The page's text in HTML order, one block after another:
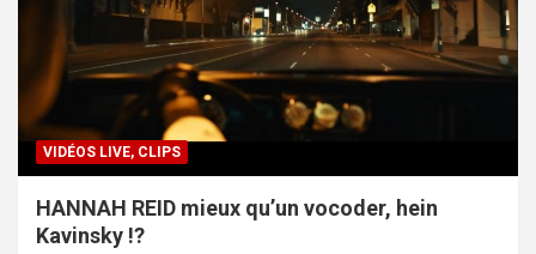
VIDÉOS LIVE, CLIPS
HANNAH REID mieux qu’un vocoder, hein
Kavinsky !?